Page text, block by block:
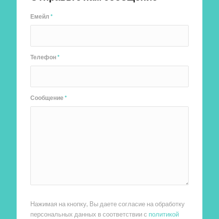
Емейл*
Телефон*
Сообщение*
Нажимая на кнопку, Вы даете согласие на обработку
персональных данных в соответствии с политикой